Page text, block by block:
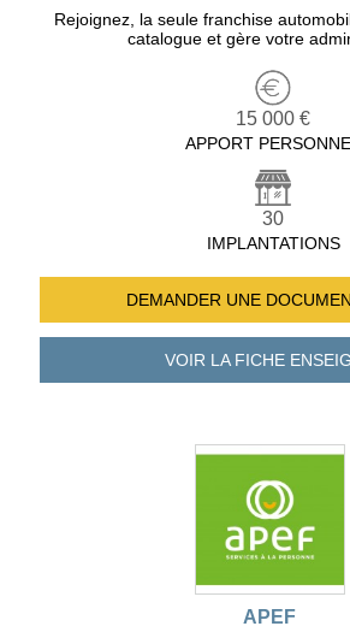
Rejoignez, la seule franchise
catalogue et gère votre
15 000 €
APPORT
30
IMPLANTATIONS
DEMANDER UNE
VOIR LA FICHE
APEF